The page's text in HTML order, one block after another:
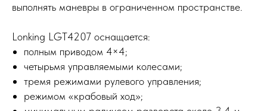
выполнять маневры в ограниченном пространстве.
Lonking LGT4207 оснащается:
полным приводом 4×4;
четырьмя управляемыми колесами;
тремя режимами рулевого управления;
режимом «крабовый ход»;